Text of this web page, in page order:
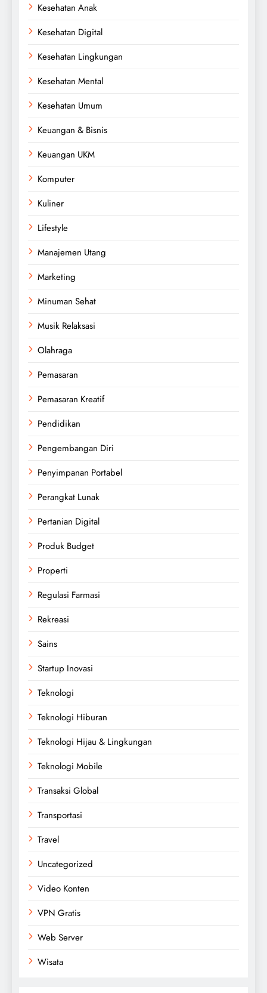
Kesehatan Anak
Kesehatan Digital
Kesehatan Lingkungan
Kesehatan Mental
Kesehatan Umum
Keuangan & Bisnis
Keuangan UKM
Komputer
Kuliner
Lifestyle
Manajemen Utang
Marketing
Minuman Sehat
Musik Relaksasi
Olahraga
Pemasaran
Pemasaran Kreatif
Pendidikan
Pengembangan Diri
Penyimpanan Portabel
Perangkat Lunak
Pertanian Digital
Produk Budget
Properti
Regulasi Farmasi
Rekreasi
Sains
Startup Inovasi
Teknologi
Teknologi Hiburan
Teknologi Hijau & Lingkungan
Teknologi Mobile
Transaksi Global
Transportasi
Travel
Uncategorized
Video Konten
VPN Gratis
Web Server
Wisata